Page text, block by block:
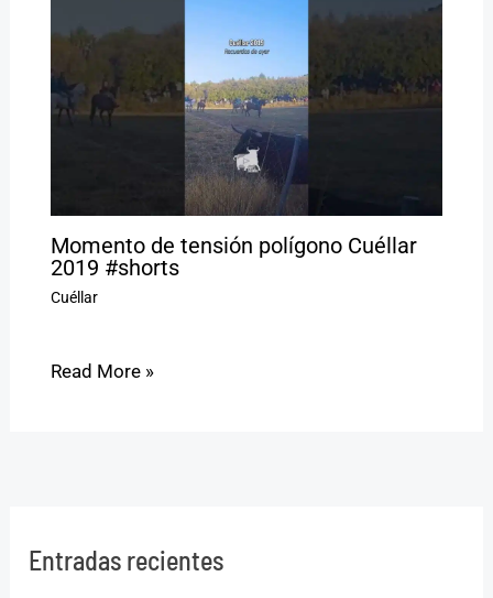
Momento de tensión polígono Cuéllar
2019 #shorts
Cuéllar
Read More »
Entradas recientes